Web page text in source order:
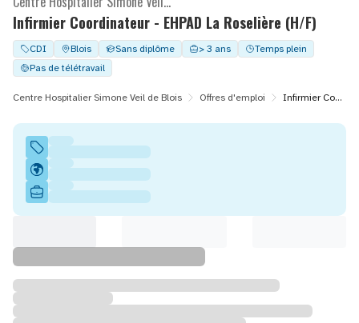
Infirmier Coordinateur - EHPAD La Roselière (H/F)
CDI Blois Sans diplôme > 3 ans
Temps plein
Pas de télétravail
Centre Hospitalier Simone Veil de Blois Offres d'emploi Infirmier Coordinateur - EHPAD La Roselière (H/F)